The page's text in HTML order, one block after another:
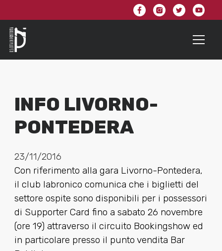
INFO LIVORNO-
PONTEDERA
23/11/2016
Con riferimento alla gara Livorno-Pontedera,
il club labronico comunica che i biglietti del
settore ospite sono disponibili per i possessori
di Supporter Card fino a sabato 26 novembre
(ore 19) attraverso il circuito Bookingshow ed
in particolare presso il punto vendita Bar